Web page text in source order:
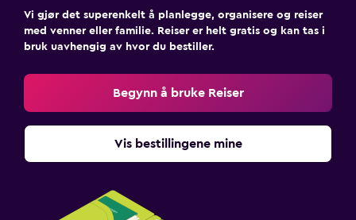
Vi gjør det superenkelt å planlegge, organisere og reiser
med venner eller familie. Reiser er helt gratis og kan tas i
bruk uavhengig av hvor du bestiller.
Begynn å bruke Reiser
Vis bestillingene mine